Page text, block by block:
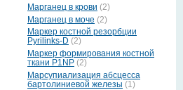
Марганец в крови (2)
Марганец в моче (2)
Маркер костной резорбции
Pyrilinks-D (2)
Маркер формирования костной
ткани P1NP (2)
Марсупиализация абсцесса
бартолиниевой железы (1)